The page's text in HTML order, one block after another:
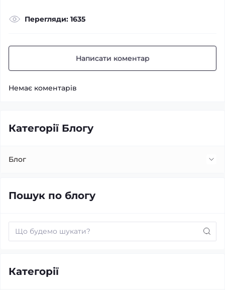
Перегляди: 1635
Написати коментар
Немає коментарів
Категорії Блогу
Блог
Про автомобільний звук
Цоколь ламп
Пошук по блогу
Категорії